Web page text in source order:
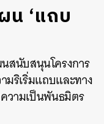
‘แถบ
สนับสนุนโครงการ
มริเริ่มแถบและทาง
วามเป็นพันธมิตร